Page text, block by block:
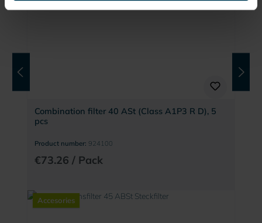
Combination filter 40 ASt (Class A1P3 R D), 5
pcs
Product number: 924100
€73.26 / Pack
Accesories